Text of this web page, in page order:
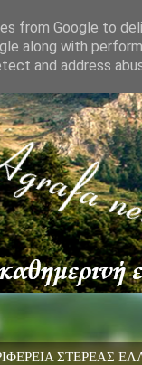
ΣΤΕΡΕΑΣ
from Google to
along with
and address